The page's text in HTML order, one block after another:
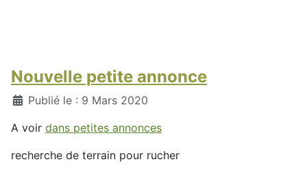
Nouvelle petite annonce
DétailsPublié le : 9 Mars 2020
A voir dans petites annonces
recherche de terrain pour rucher